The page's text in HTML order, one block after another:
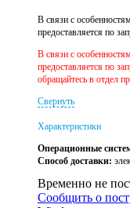
В связи с
предоставляется по
В связи с
предоставляется по
обращайтесь в отдел
Свернуть
Характеристики
Операционные
Способ доставки:
Временно не
Сообщить о